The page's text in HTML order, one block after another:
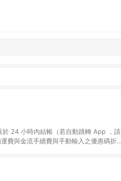
24 小時內結帳（若自動跳轉 App ，請
費與金流手續費與手動輸入之優惠碼折
具贈點資格。 7. 點數將於出貨後 45 天